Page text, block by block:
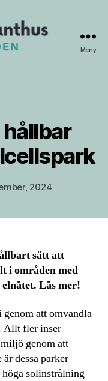
Meny
hållbar
2024
sätt att
i områden med
Läs mer!
att omvandla
Allt fler inser
genom att
dessa parker
solinstrålning